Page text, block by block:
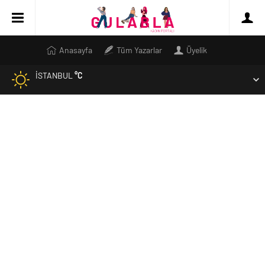
Anasayfa Tüm Yazarlar Üyelik
İSTANBUL °C